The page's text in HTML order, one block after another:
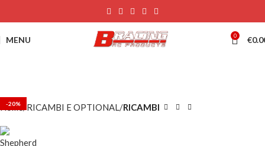
MENU 0 €
-20%
Home RICAMBI E OPTIONAL RICAMBI